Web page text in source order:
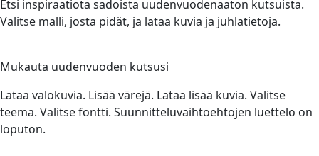
Etsi inspiraatiota sadoista uudenvuodenaaton kutsuista.
Valitse malli, josta pidät, ja lataa kuvia ja juhlatietoja.
Mukauta uudenvuoden kutsusi
Lataa valokuvia. Lisää värejä. Lataa lisää kuvia. Valitse
teema. Valitse fontti. Suunnitteluvaihtoehtojen luettelo on
loputon.